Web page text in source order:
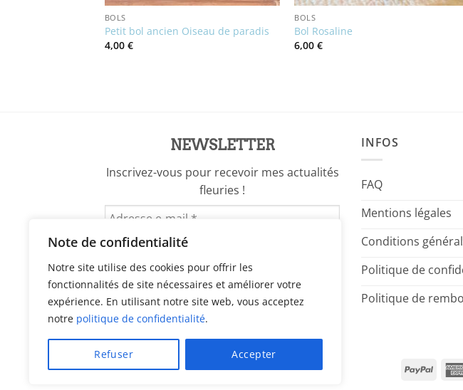
Note de confidentialité
Notre site utilise des cookies pour offrir les
fonctionnalités de site nécessaires et améliorer votre
expérience. En utilisant notre site web, vous acceptez
notre politique de confidentialité.
Refuser Accepter
BOLS
Petit bol ancien Oiseau de paradis
4,00 €
BOLS
Bol Rosaline
6,00€
NEWSLETTER
Inscrivez-vous pour recevoir mes actualités
fleuries !
INFOS
FAQ
Mentions légales
Conditions
Politique de
Politique de
PayPal